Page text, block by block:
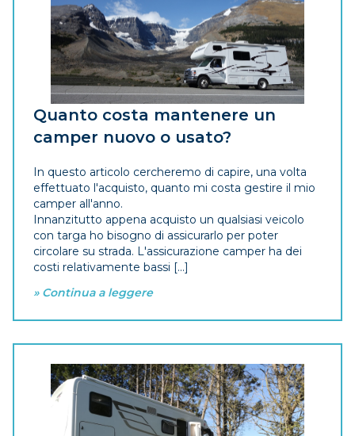
Quanto costa mantenere un
camper nuovo o usato?
In questo articolo cercheremo di capire, una volta
effettuato l'acquisto, quanto mi costa gestire il mio
camper all'anno.
Innanzitutto appena acquisto un qualsiasi veicolo
con targa ho bisogno di assicurarlo per poter
circolare su strada. L'assicurazione camper ha dei
costi relativamente bassi [...]
» Continua a leggere